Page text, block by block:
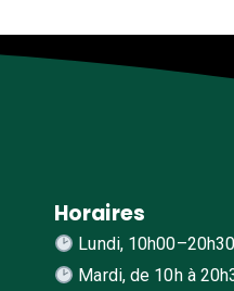
Horaires
Lundi, 10h00–20h30
Mardi, de 10h à